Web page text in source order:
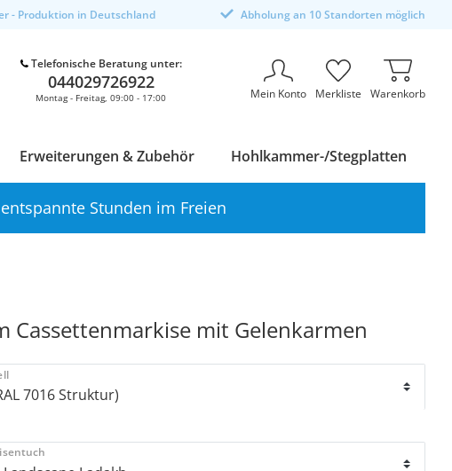
- Produktion in Deutschland Abholung an 10 Standorten möglich
Telefonische Beratung unter:
044029726922
Montag - Freitag, 09:00 - 17:00 Mein Konto Merkliste Warenkorb
Erweiterungen & Zubehör Hohlkammer-/Stegplatten
Stunden im Freien
Cassettenmarkise mit Gelenkarmen